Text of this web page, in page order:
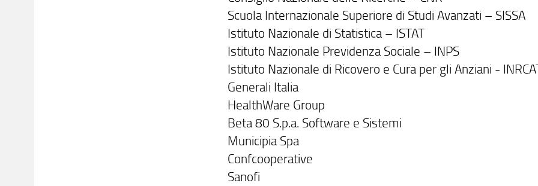
Scuola Internazionale Superiore di Studi Avanzati – SISSA
Istituto Nazionale di Statistica – ISTAT
Istituto Nazionale Previdenza Sociale – INPS
Istituto Nazionale di Ricovero e Cura per gli Anziani -
Generali Italia
HealthWare Group
Beta 80 S.p.a. Software e Sistemi
Municipia Spa
Confcooperative
Sanofi